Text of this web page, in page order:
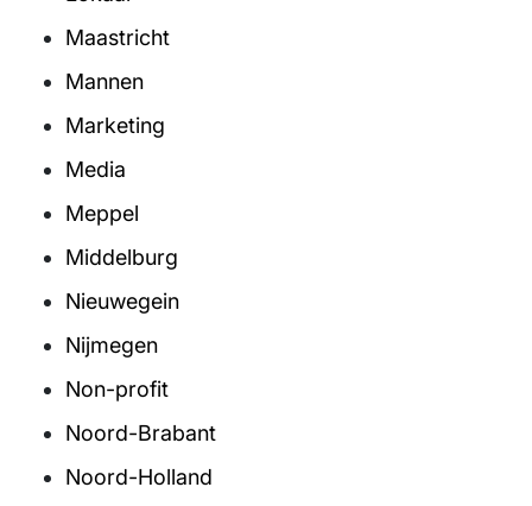
Maastricht
Mannen
Marketing
Media
Meppel
Middelburg
Nieuwegein
Nijmegen
Non-profit
Noord-Brabant
Noord-Holland